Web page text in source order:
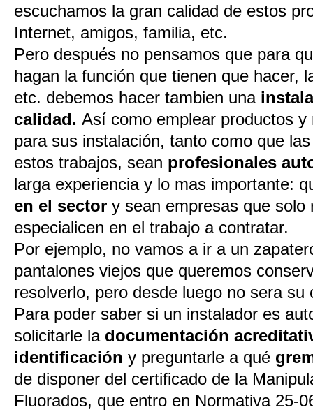
escuchamos la gran calidad de estos
Internet, amigos, familia, etc.
Pero después no pensamos que para
hagan la función que tienen que hacer,
etc. debemos hacer tambien una
calidad. Así como emplear productos y
para sus instalación, tanto como que
estos trabajos, sean profesionales
larga experiencia y lo mas importante:
en el sector y sean empresas que solo
especialicen en el trabajo a contratar.
Por ejemplo, no vamos a ir a un
pantalones viejos que queremos
resolverlo, pero desde luego no sera su
Para poder saber si un instalador es
solicitarle la documentación
identificación y preguntarle a qué
de disponer del certificado de la
Fluorados, que entro en Normativa 25-